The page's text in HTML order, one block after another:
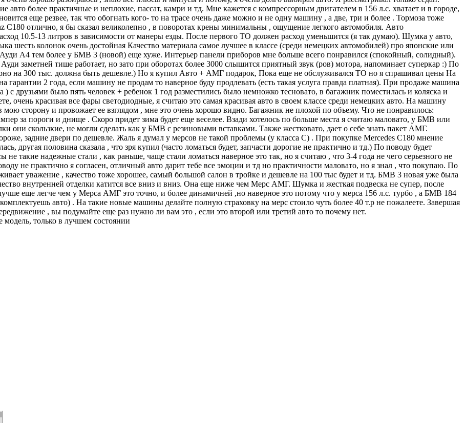
более практичные и неплохие, пассат, камри и тд. Мне кажется с компрессорным двигателем в 156 л.с. хватает и в городе,
еще резвее, так что обогнать кого- то на трасе очень даже можно и не одну машину , а две, три и более . Тормоза тоже
C180 отлично, я бы сказал великолепно , в поворотах крены минимальны , ощущение легкого автомобиля. Авто
10.5-13 литров в зависимости от манеры езды. После первого ТО должен расход уменьшится (я так думаю). Шумка у авто,
шесть колонок очень достойная Качество материала самое лучшее в классе (среди немецких автомобилей) про японские или
А4 тем более у БМВ 3 (новой) еще хуже. Интерьер панели приборов мне больше всего понравился (спокойный, солидный).
заметней тише работает, но зато при оборотах более 3000 слышится приятный звук (ров) мотора, напоминает суперкар :) По
на 300 тыс. должна быть дешевле.) Но я купил Авто + АМГ подарок, Пока еще не обслуживался ТО но я спрашивал цены На
2 года, если машину не продам то наверное буду продлевать (есть такая услуга правда платная). При продаже машина
с друзьями было пять человек + ребенок 1 год разместились было немножко тесновато, в багажник поместилась и коляска и
красивая все фары светодиодные, я считаю это самая красивая авто в своем классе среди немецких авто. На машину
сторону и провожает ее взглядом , мне это очень хорошо видно. Багажник не плохой по объему. Что не понравилось:
за пороги и днище . Скоро придет зима будет еще веселее. Взади хотелось по больше места я считаю маловато, у БМВ или
они скользкие, не могли сделать как у БМВ с резиновыми вставками. Также жестковато, дает о себе знать пакет АМГ.
задние двери по дешевле. Жаль я думал у мерсов не такой проблемы (у класса С) . При покупке Mercedes C180 мнение
другая половина сказала , что зря купил (часто ломаться будет, запчасти дорогие не практично и тд.) По поводу будет
такие надежные стали , как раньше, чаще стали ломаться наверное это так, но я считаю , что 3-4 года не чего серьезного не
я согласен, отличный авто дарит тебе все эмоции и тд но практичности маловато, но я знал , что покупаю. По
уважение , качество тоже хорошее, самый большой салон в тройке и дешевле на 100 тыс будет и тд. БМВ 3 новая уже была
внутренней отделки катится все вниз и вниз. Она еще ниже чем Мерс АМГ. Шумка и жесткая подвеска не супер, после
еще легче чем у Мерса АМГ это точно, и более динамичней ,но наверное это потому что у мерса 156 л.с. турбо , а БМВ 184
авто) . На такие новые машины делайте полную страховку на мерс стоило чуть более 40 т.р не пожалеете. Завершая
, вы подумайте еще раз нужно ли вам это , если это второй или третий авто то почему нет.
модель, только в лучшем состоянии